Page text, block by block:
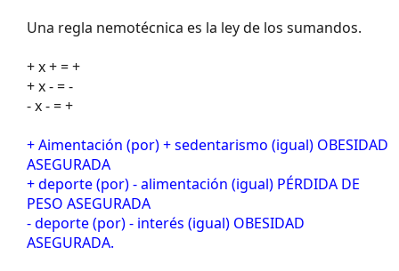
Una regla nemotécnica es la ley de los sumandos.
+ x + = +
+ x - = -
- x - = +
+ Aimentación (por) + sedentarismo (igual) OBESIDAD
ASEGURADA
+ deporte (por) - alimentación (igual) PÉRDIDA DE
PESO ASEGURADA
- deporte (por) - interés (igual) OBESIDAD
ASEGURADA.